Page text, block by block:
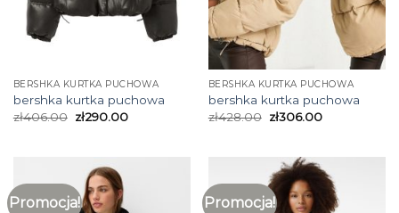
BERSHKA KURTKA PUCHOWA
bershka kurtka puchowa
zł406.00 zł290.00
BERSHKA KURTKA PUCHOWA
bershka kurtka puchowa
zł428.00 zł306.00
Promocja! Promocja!